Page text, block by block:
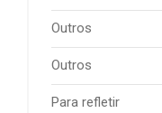
Outros
Outros
Para refletir